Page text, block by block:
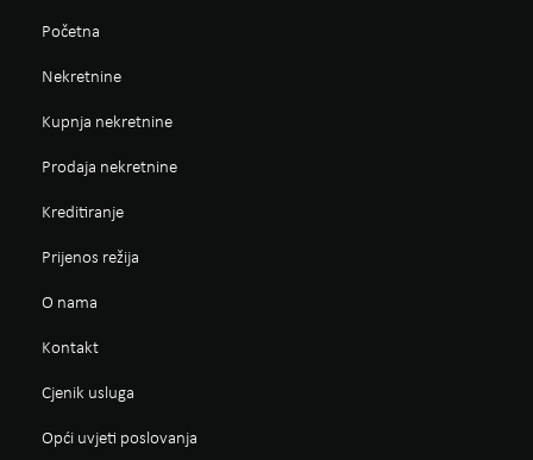
Početna
Nekretnine
Kupnja nekretnine
Prodaja nekretnine
Kreditiranje
Prijenos režija
O nama
Kontakt
Cjenik usluga
Opći uvjeti poslovanja